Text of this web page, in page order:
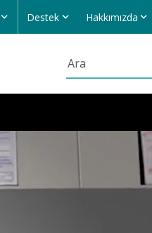
Destek Hakkımızda